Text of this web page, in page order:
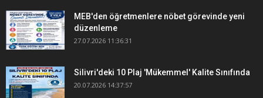
MEB'den öğretmenlere nöbet görevinde yeni
düzenleme
27.07.2026 11:36:31
Silivri'deki 10 Plaj 'Mükemmel' Kalite Sınıfında
20.07.2026 14:37:57